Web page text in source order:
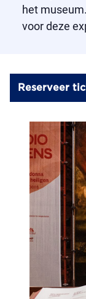
het
voor deze
Reserveer